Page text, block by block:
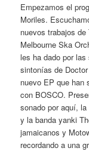
Empezamos el
Moriles.
nuevos trabajos
Melbourne Ska
les ha dado por
sintonías de
nuevo EP que han
con BOSCO.
sonado por aquí,
y la banda yanki
jamaicanos y
recordando a una